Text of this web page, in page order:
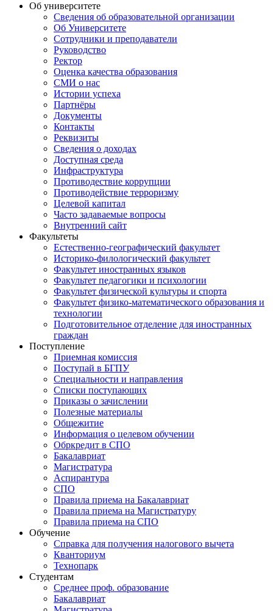
Об университете
Сведения об образовательной организации
Об Университете
Сотрудники и преподаватели
Руководство
Ректор
Оценка качества образования
СМИ о нас
Истории успеха
Партнёры
Документы
Контакты
Реквизиты
Сведения о доходах
Доступная среда
Инфраструктура
Противодествие коррупции
Противодействие терроризму
Целевой капитал
Часто задаваемые вопросы
Внутренний сайт
Факультеты
Естественно-географический факультет
Историко-филологический факультет
Факультет иностранных языков
Факультет педагогики и психологии
Факультет физической культуры и спорта
Факультет физико-математического образования и
технологии
Подготовительное отделение для иностранных
граждан
Поступление
Приемная комиссия
Поступай в БГПУ
Специальности и направления
Списки поступающих
Приказы о зачислении
Полезные материалы
Общежитие
Информация о целевом обучении
Обркредит в СПО
Бакалавриат
Магистратура
Аспирантура
СПО
Правила приема на Бакалавриат
Правила приема на Магистратуру
Правила приема на СПО
Обучение
Справка для получения налогового вычета
Кванториум
Технопарк
Студентам
Cреднее проф. образование
Бакалавриат